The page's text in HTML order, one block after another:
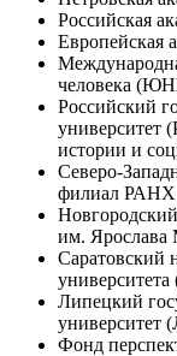
Российская
Европейская
человека
Российский
университет
истории и
Северо-
филиал РАНХ
им. Ярослава
Саратовский
Липецкий
Фонд